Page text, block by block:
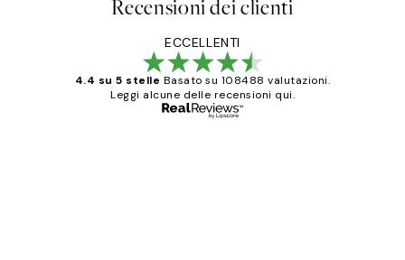
Recensioni dei clienti
ECCELLENTI
4.4 su 5 stelle Basato su 108488 valutazioni.
Leggi alcune delle recensioni qui.